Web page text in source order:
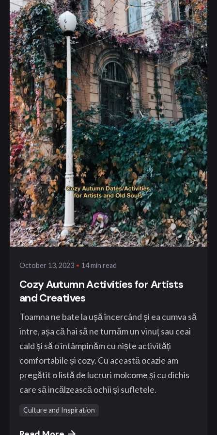
Posted by
klangwelt
October 13, 2023 14 min read
Cozy Autumn Activities for Artists
and Creatives
Toamna ne bate la ușă încercând și ea cumva să
intre, așa că hai să ne turnăm un vinuț sau ceai
cald și să o întâmpinăm cu niște activități
comfortabile și cozy. Cu această ocazie am
pregătit o listă de lucruri molcome și cu dichis
care să incălzească ochii și sufletele.
Culture and Inspiration